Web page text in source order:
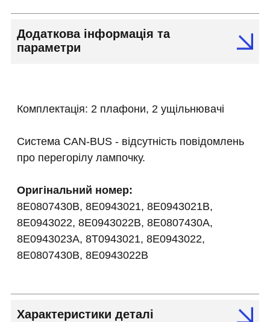
Додаткова інформація та
параметри
Комплектація: 2 плафони, 2 ущільнювачі
Система CAN-BUS - відсутність повідомлень
про перегорілу лампочку.
Оригінальний номер:
8E0807430B, 8E0943021, 8E0943021B,
8E0943022, 8E0943022B, 8E0807430A,
8E0943023A, 8T0943021, 8E0943022,
8E0807430B, 8E0943022B
Характеристики деталі